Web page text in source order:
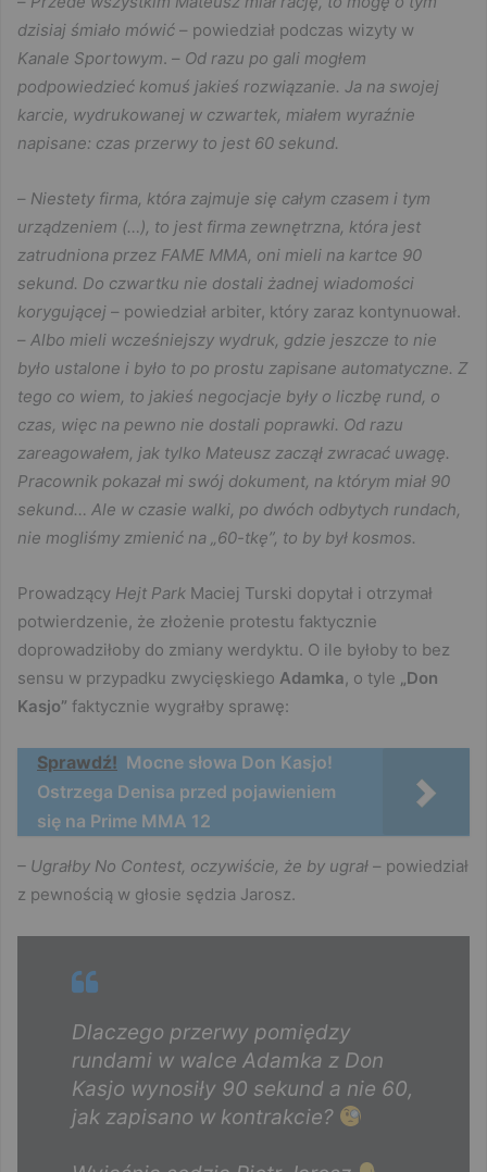
dzisiaj śmiało mówić – powiedział podczas wizyty w
Kanale Sportowym. – Od razu po gali mogłem
podpowiedzieć komuś jakieś rozwiązanie. Ja na swojej
karcie, wydrukowanej w czwartek, miałem wyraźnie
napisane: czas przerwy to jest 60 sekund.
– Niestety firma, która zajmuje się całym czasem i tym
urządzeniem (…), to jest firma zewnętrzna, która jest
zatrudniona przez FAME MMA, oni mieli na kartce 90
sekund. Do czwartku nie dostali żadnej wiadomości
korygującej – powiedział arbiter, który zaraz kontynuował.
– Albo mieli wcześniejszy wydruk, gdzie jeszcze to nie
było ustalone i było to po prostu zapisane automatyczne. Z
tego co wiem, to jakieś negocjacje były o liczbę rund, o
czas, więc na pewno nie dostali poprawki. Od razu
zareagowałem, jak tylko Mateusz zaczął zwracać uwagę.
Pracownik pokazał mi swój dokument, na którym miał 90
sekund… Ale w czasie walki, po dwóch odbytych rundach,
nie mogliśmy zmienić na „60-tkę”, to by był kosmos.
Prowadzący Hejt Park Maciej Turski dopytał i otrzymał
potwierdzenie, że złożenie protestu faktycznie
doprowadziłoby do zmiany werdyktu. O ile byłoby to bez
sensu w przypadku zwycięskiego Adamka, o tyle „Don
Kasjo” faktycznie wygrałby sprawę:
Sprawdź! Mocne słowa Don Kasjo!
Ostrzega Denisa przed pojawieniem
się na Prime MMA 12
– Ugrałby No Contest, oczywiście, że by ugrał – powiedział
z pewnością w głosie sędzia Jarosz.
Dlaczego przerwy pomiędzy
rundami w walce Adamka z Don
Kasjo wynosiły 90 sekund a nie 60,
jak zapisano w kontrakcie?